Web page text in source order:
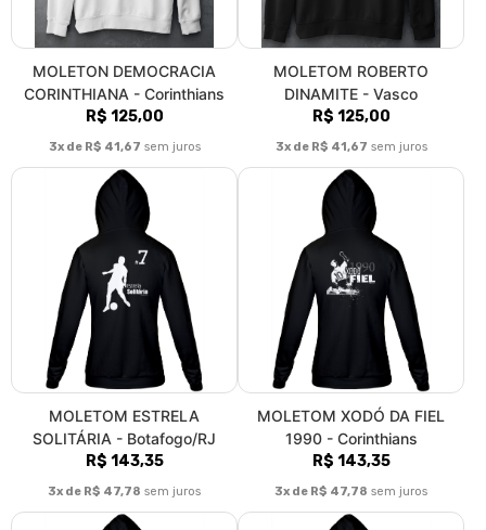
MOLETON DEMOCRACIA
CORINTHIANA - Corinthians
R$ 125,00
3x de R$ 41,67 sem juros
MOLETOM ROBERTO
DINAMITE - Vasco
R$ 125,00
3x de R$ 41,67 sem juros
MOLETOM ESTRELA
SOLITÁRIA - Botafogo/RJ
R$ 143,35
3x de R$ 47,78 sem juros
MOLETOM XODÓ DA FIEL
1990 - Corinthians
R$ 143,35
3x de R$ 47,78 sem juros